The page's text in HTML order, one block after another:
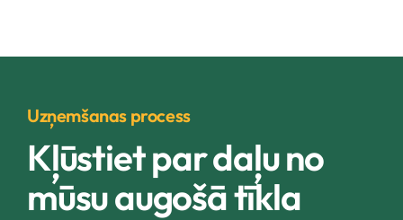
Uzņemšanas process
Kļūstiet par daļu no
mūsu augošā tīkla